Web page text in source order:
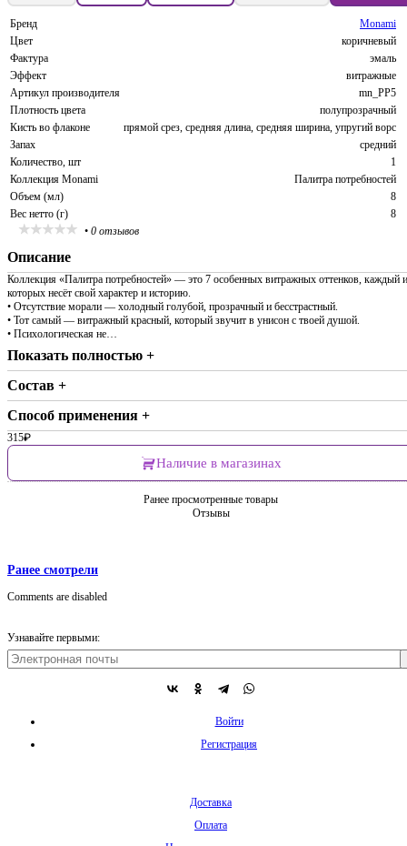
Бренд
Monami
Цвет
коричневый
Фактура
эмаль
Эффект
витражные
Артикул производителя
mn_PP5
Плотность цвета
полупрозрачный
Кисть во флаконе
прямой срез, средняя длина, средняя ширина, упругий ворс
Запах
средний
Количество, шт
1
Коллекция Monami
Палитра потребностей
Объем (мл)
8
Вес нетто (г)
8
• 0 отзывов
Описание
Коллекция «Палитра потребностей» — это 7 особенных витражных оттенков, каждый
которых несёт свой характер и историю.
• Отсутствие морали — холодный голубой, прозрачный и бесстрастный.
• Тот самый — витражный красный, который звучит в унисон с твоей душой.
• Психологическая не…
Показать полностью +
Состав +
Способ применения +
315₽
Наличие в магазинах
Ранее просмотренные товары
Отзывы
Ранее смотрели
Comments are disabled
Узнавайте первыми:
Войти
Регистрация
Доставка
Оплата